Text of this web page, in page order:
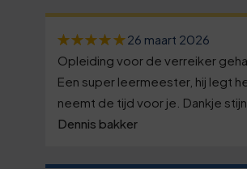
26 maart 2026
Opleiding voor de verreiker
Een super leermeester, hij legt
neemt de tijd voor je. Dankje stijn.
Dennis bakker